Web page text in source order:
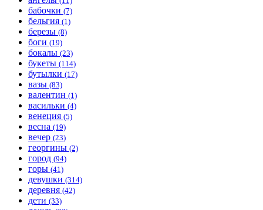
бабочки (7)
бельгия (1)
березы (8)
боги (19)
бокалы (23)
букеты (114)
бутылки (17)
вазы (83)
валентин (1)
васильки (4)
венеция (5)
весна (19)
вечер (23)
георгины (2)
город (94)
горы (41)
девушки (314)
деревня (42)
дети (33)